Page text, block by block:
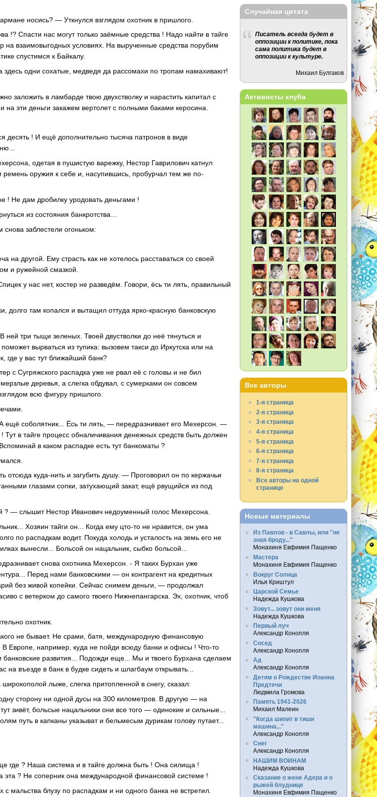
носись? — Уткнулся взглядом охотник в пришлого.
!? Спасти нас могут только заёмные средства ! Надо найти в тайге
на взаимовыгодных условиях. На вырученные средства порубим
спустимся к Байкалу.
одни сохатые, медведя да рассомахи по тропам намахивают!
заложить в ламбарде твою двухстволку и нарастить капитал с
на эти деньги закажем вертолет с полными баками керосина.
десять ! И ещё дополнительно тысяча патронов в виде
одетая в пушистую варежку, Нестор Гаврилович катнул
оружия к себе и, насупившись, пробурчал тем же по-
! Не дам дробилку уродовать деньгами !
из состояния банкротства…
заблестели огоньком:
на другой. Ему страсть как не хотелось расставаться со своей
и ружейной смазкой.
у нас нет, костер не разведём. Говори, ёсь ти лять, правильный
долго там копался и вытащил оттуда ярко-красную банковскую
три тыщи зеленых. Твоей двустволки до неё тянуться и
вырваться из тупика: вызовем такси до Иркутска или на
где у вас тут ближайший банк?
с Сугряжского распадка уже не рвал её с головы и не бил
деревья, а слегка обдувал, с сумерками он совсем
всю фигуру пришлого.
соболятник... Ёсь ти лять, — передразнивает его Мехерсон. —
в тайге процесс обналичивания денежных средств быть должен
в каком распадке есть тут банкоматы ?
отсюда куда-нить и загубить душу. — Проговорил он по кержачьи
глазами сопки, затухающий закат, ещё рвущийся из под
? — слышит Нестор Иванович недоуменный голос Мехерсона.
Хозяин тайги он... Когда ему цто-то не нравится, он ума
по распадкам водит. Покуда холодь и усталость на земь его не
вынесли... Больсой он нацальник, сыбко больсой...
снова охотника Мехерсон. - Я таких Бурхан уже
Перед нами банковскими — он контрагент на кредитных
без живой копейки. Сейчас снимем деньги, — продолжал
с ветерком до самого твоего Нижнепангарска. Эх, охотник, чтоб
охотник.
не бывает. Не срами, батя, международную финансовую
В Европе, например, куда не пойди всюду банки и офисы ! Что-то
банковские развития... Подожди еще... Мы и твоего Бурхана сделаем
въезде в банк в будке сидеть и шлагбаум открывать...
лыже, слегка притопленной в снегу, сказал:
сторону ни одной дусы на 300 километров. В другую — на
зивёт, больсые нацальники они все того — одинокие и сильные...
путь в капканы указыват и бельмесым дурикам голову путает...
где ? Наша система и в тайге должна быть ! Она силища !
эта ? Не соперник она международной финансовой системе !
мальства блузу по распадкам и ни одного банка не встретил.
Случайная цитата
Писатель всегда будет в
оппозиции к политике, пока
сама политика будет в
оппозиции к культуре.
Михаил Булгаков
Активисты клуба
Все авторы
1-я страница
2-я страница
3-я страница
4-я страница
5-я страница
6-я страница
7-я страница
8-я страница
Все авторы на одной
странице
Новые материалы
Из Павлов - в Савлы, или "не
зная броду..."
Монахиня Евфимия Пащенко
Мастера
Монахиня Евфимия Пащенко
Вокруг Солнца
Илья Криштул
Царской Семье
Надежда Кушкова
Зовут... зовут они меня
Надежда Кушкова
Первый луч
Александр Конопля
Сосед
Александр Конопля
Ад
Александр Конопля
Детям о Рождестве Иоанна
Предтечи
Людмила Громова
Память 1941-2026
Михаил Малеин
"Когда шипит в тиши
машина..."
Александр Конопля
Снег
Александр Конопля
НАШИМ ВОИНАМ
Надежда Кушкова
Сказание о жене Адера и о
рыжей блуднице
Монахиня Евфимия Пащенко